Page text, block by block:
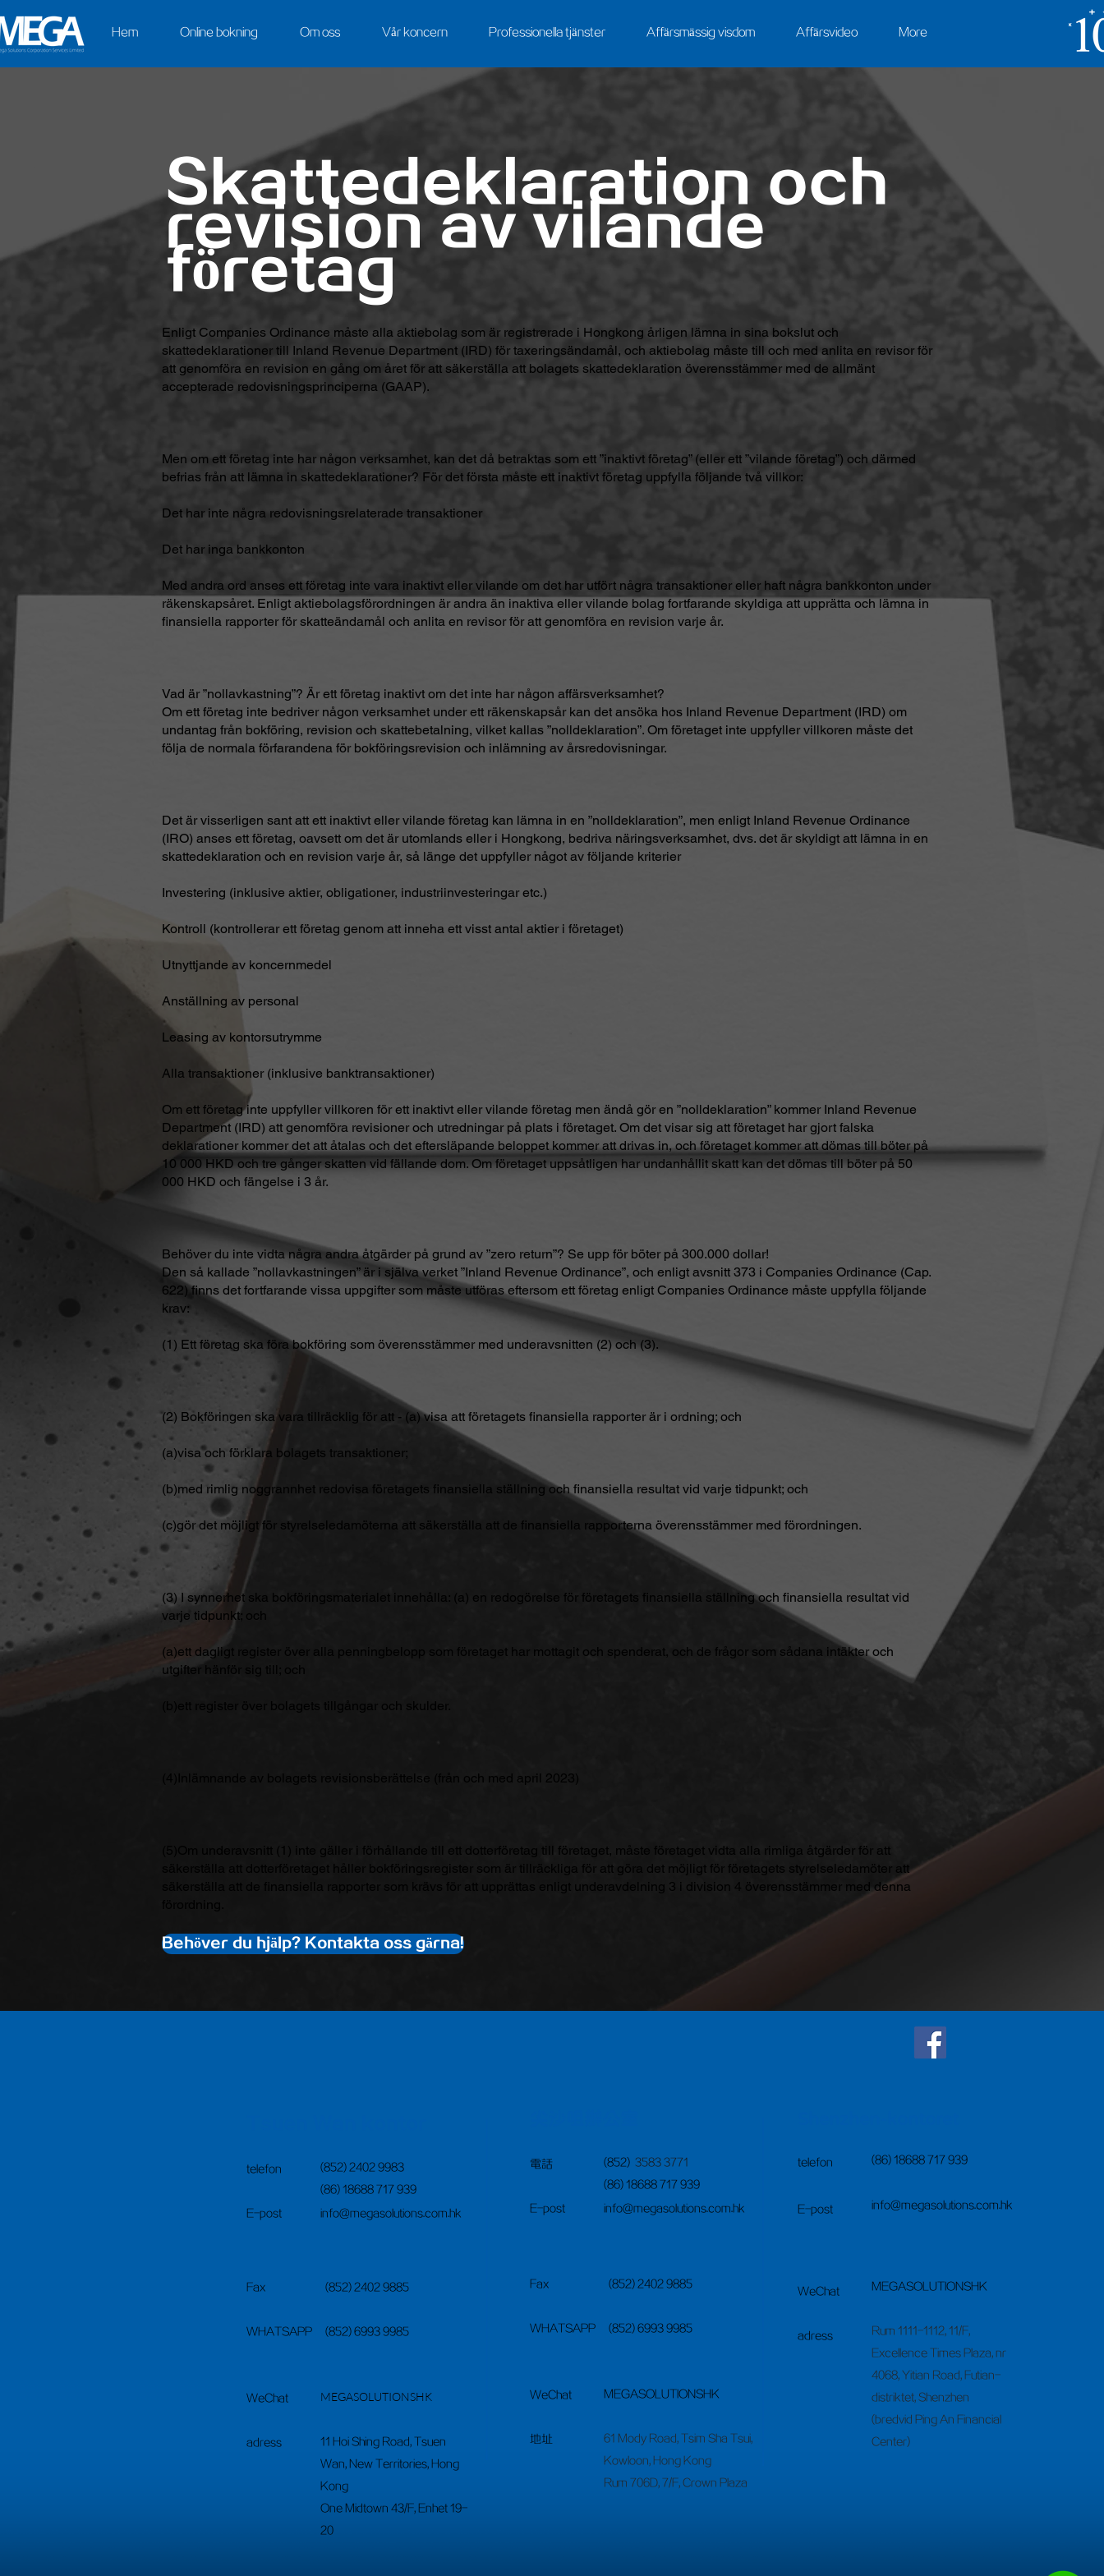
Hem Online bokning Om oss Vår koncern Professionella tjänster Affärsmässig visdom Affärsvideo More
Skattedeklaration och
revision av vilande
företag
Enligt Companies Ordinance måste alla aktiebolag som är registrerade i Hongkong årligen lämna in sina bokslut och
skattedeklarationer till Inland Revenue Department (IRD) för taxeringsändamål, och aktiebolag måste till och med anlita en revisor för
att genomföra en revision en gång om året för att säkerställa att bolagets skattedeklaration överensstämmer med de allmänt
accepterade redovisningsprinciperna (GAAP).
Men om ett företag inte har någon verksamhet, kan det då betraktas som ett ”inaktivt företag” (eller ett ”vilande företag”) och därmed
befrias från att lämna in skattedeklarationer? För det första måste ett inaktivt företag uppfylla följande två villkor:
Det har inte några redovisningsrelaterade transaktioner
Det har inga bankkonton
Med andra ord anses ett företag inte vara inaktivt eller vilande om det har utfört några transaktioner eller haft några bankkonton under
räkenskapsåret. Enligt aktiebolagsförordningen är andra än inaktiva eller vilande bolag fortfarande skyldiga att upprätta och lämna in
finansiella rapporter för skatteändamål och anlita en revisor för att genomföra en revision varje år.
Vad är ”nollavkastning”? Är ett företag inaktivt om det inte har någon affärsverksamhet?
Om ett företag inte bedriver någon verksamhet under ett räkenskapsår kan det ansöka hos Inland Revenue Department (IRD) om
undantag från bokföring, revision och skattebetalning, vilket kallas ”nolldeklaration”. Om företaget inte uppfyller villkoren måste det
följa de normala förfarandena för bokföringsrevision och inlämning av årsredovisningar.
Det är visserligen sant att ett inaktivt eller vilande företag kan lämna in en ”nolldeklaration”, men enligt Inland Revenue Ordinance
(IRO) anses ett företag, oavsett om det är utomlands eller i Hongkong, bedriva näringsverksamhet, dvs. det är skyldigt att lämna in en
skattedeklaration och en revision varje år, så länge det uppfyller något av följande kriterier
Investering (inklusive aktier, obligationer, industriinvesteringar etc.)
Kontroll (kontrollerar ett företag genom att inneha ett visst antal aktier i företaget)
Utnyttjande av koncernmedel
Anställning av personal
Leasing av kontorsutrymme
Alla transaktioner (inklusive banktransaktioner)
Om ett företag inte uppfyller villkoren för ett inaktivt eller vilande företag men ändå gör en ”nolldeklaration” kommer Inland Revenue
Department (IRD) att genomföra revisioner och utredningar på plats i företaget. Om det visar sig att företaget har gjort falska
deklarationer kommer det att åtalas och det eftersläpande beloppet kommer att drivas in, och företaget kommer att dömas till böter på
10 000 HKD och tre gånger skatten vid fällande dom. Om företaget uppsåtligen har undanhållit skatt kan det dömas till böter på 50
000 HKD och fängelse i 3 år.
Behöver du inte vidta några andra åtgärder på grund av ”zero return”? Se upp för böter på 300.000 dollar!
Den så kallade ”nollavkastningen” är i själva verket ”Inland Revenue Ordinance”, och enligt avsnitt 373 i Companies Ordinance (Cap.
622) finns det fortfarande vissa uppgifter som måste utföras eftersom ett företag enligt Companies Ordinance måste uppfylla följande
krav:
(1) Ett företag ska föra bokföring som överensstämmer med underavsnitten (2) och (3).
(2) Bokföringen ska vara tillräcklig för att - (a) visa att företagets finansiella rapporter är i ordning; och
(a)visa och förklara bolagets transaktioner;
(b)med rimlig noggrannhet redovisa företagets finansiella ställning och finansiella resultat vid varje tidpunkt; och
(c)gör det möjligt för styrelseledamöterna att säkerställa att de finansiella rapporterna överensstämmer med förordningen.
(3) I synnerhet ska bokföringsmaterialet innehålla: (a) en redogörelse för företagets finansiella ställning och finansiella resultat vid
varje tidpunkt; och
(a)ett dagligt register över alla penningbelopp som företaget har mottagit och spenderat, och de frågor som sådana intäkter och
utgifter hänför sig till; och
(b)ett register över bolagets tillgångar och skulder.
(4)Inlämnande av bolagets revisionsberättelse (från och med april 2023)
(5)Om underavsnitt (1) inte gäller i förhållande till ett dotterföretag till företaget, måste företaget vidta alla rimliga åtgärder för att
säkerställa att dotterföretaget håller bokföringsregister som är tillräckliga för att göra det möjligt för företagets styrelseledamöter att
säkerställa att de finansiella rapporter som krävs för att upprättas enligt underavdelning 3 i division 4 överensstämmer med denna
Behöver du hjälp? Kontakta oss gärna!
E-post
(852) 3583 3771
(86) 18688 717 939
info@megasolutions.com.hk
Fax (852) 2402 9885
WHATSAPP (852) 6993 9985
WeChat ​MEGASOLUTIONSHK
地址
61 Mody Road, Tsim Sha Tsui,
Kowloon, Hong Kong
Rum 706D, 7/F, Crown Plaza
電話 (86) 18688 717 939
E-post info@megasolutions.com.hk
WeChat ​MEGASOLUTIONSHK
adress
Rum 1111-1112, 11/F,
Excellence Times Plaza, nr
4068, Yitian Road, Futian-
distriktet, Shenzhen
(bredvid Ping An Financial
Center)
telefon
telefon
(852) 2402 9983
(86) 18688 717 939
E-post
info@megasolutions.com.hk
Fax (852) 2402 9885
WHATSAPP (852) 6993 9985
WeChat ​MEGASOLUTIONSHK
adress
11 Hoi Shing Road, Tsuen
Wan, New Territories, Hong
Kong
One Midtown 43/F, Enhet 19-
20